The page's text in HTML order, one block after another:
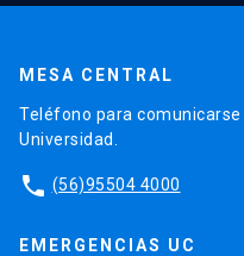
MESA CENTRAL
Teléfono para
Universidad.
phone (56)95504 4000
EMERGENCIAS UC